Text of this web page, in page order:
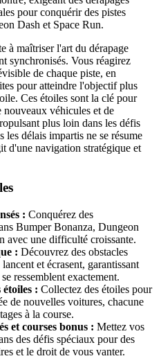
pour conquérir des pistes
Dash et Space Run.
à maîtriser l'art du dérapage
synchronisés. Vous réagirez
de chaque piste, en
pour atteindre l'objectif plus
Ces étoiles sont la clé pour
véhicules et de
plus loin dans les défis
délais impartis ne se résume
d'une navigation stratégique et
: Conquérez des
Bumper Bonanza, Dungeon
avec une difficulté croissante.
: Découvrez des obstacles
et écrasent, garantissant
ressemblent exactement.
étoiles : Collectez des étoiles pour
de nouvelles voitures, chacune
à la course.
et courses bonus : Mettez vos
des défis spéciaux pour des
et le droit de vous vanter.